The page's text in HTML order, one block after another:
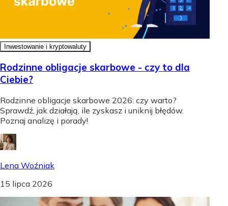
Inwestowanie i kryptowaluty
Rodzinne obligacje skarbowe - czy to dla
Ciebie?
Rodzinne obligacje skarbowe 2026: czy warto?
Sprawdź, jak działają, ile zyskasz i uniknij błędów.
Poznaj analizę i porady!
Lena Woźniak
15 lipca 2026